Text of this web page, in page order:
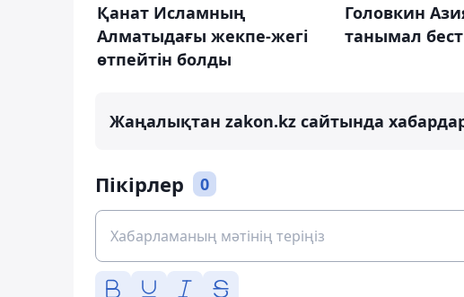
Қанат Исламның
Алматыдағы жекпе-жегі
өтпейтін болды
Головкин
танымал
Жаңалықтан zakon.kz сайтында
Пікірлер 0